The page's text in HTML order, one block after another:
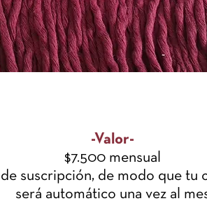
-Valor-
$7.500 mensual
suscripción, de modo que tu
será automático una vez al